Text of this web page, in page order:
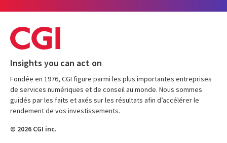
Insights you can act on
Fondée en 1976, CGI figure parmi les plus importantes entreprises
de services numériques et de conseil au monde. Nous sommes
guidés par les faits et axés sur les résultats afin d’accélérer le
rendement de vos investissements.
© 2026 CGI inc.